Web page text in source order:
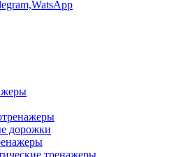
дорожки
тренажеры